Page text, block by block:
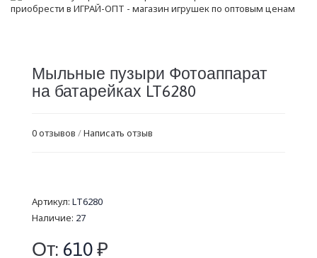
Мыльные пузыри Фотоаппарат
на батарейках LT6280
0 отзывов /Написать отзыв
Артикул: LT6280
Наличие: 27
От: 610₽